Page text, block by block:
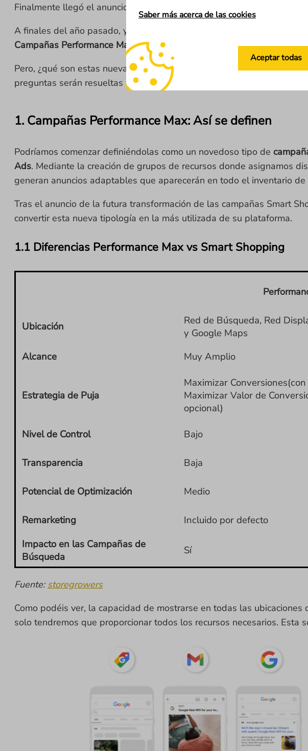
Saber más acerca de las cookies
Aceptar todas
Finalmente llegó el anuncio de que el 30 de junio, hace escasos días,
A finales del año pasado, ya lxs primerxs gurús anunciaron el fin de
Campañas Performance Max. Tras esta primera fase, esta nueva
Pero, ¿qué son estas nuevas campañas? ¿Cómo podemos
preguntas serán resueltas a continuación.
1. Campañas Performance Max: Así se definen
Podríamos comenzar definiéndolas como un novedoso tipo de
Ads. Mediante la creación de grupos de recursos donde asignamos
generan anuncios adaptables que aparecerán en todo el inventario
Tras el anuncio de la futura transformación de las campañas Smart
convertir esta nueva tipología en la más utilizada de su plataforma.
1.1 Diferencias Performance Max vs Smart Shopping
Ubicación
Red de Búsqueda, Red
y Google Maps
Alcance Muy Amplio
Estrategia de Puja
Maximizar
Maximizar Valor de
opcional)
Nivel de Control Bajo
Transparencia Baja
Potencial de Optimización Medio
Remarketing Incluido por defecto
Impacto en las Campañas de
Búsqueda
Sí
Fuente: storegrowers
Como podéis ver, la capacidad de mostrarse en todas las
solo tendremos que proporcionar todos los recursos necesarios.